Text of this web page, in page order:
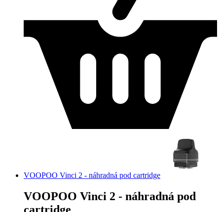
VOOPOO Vinci 2 - náhradná pod cartridge
VOOPOO Vinci 2 - náhradná pod
cartridge